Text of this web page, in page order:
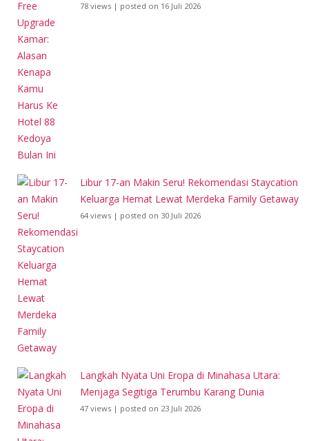
78 views | posted on 16 Juli 2026
Libur 17-an Makin Seru! Rekomendasi Staycation
Keluarga Hemat Lewat Merdeka Family Getaway
64 views | posted on 30 Juli 2026
Langkah Nyata Uni Eropa di Minahasa Utara:
Menjaga Segitiga Terumbu Karang Dunia
47 views | posted on 23 Juli 2026